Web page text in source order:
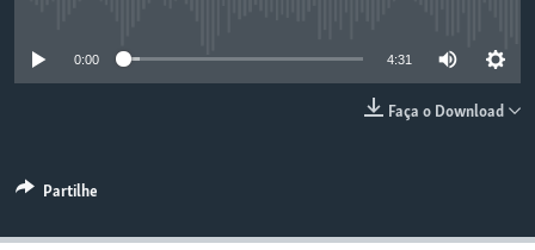
0:00 4:31
Faça o Download
Partilhe